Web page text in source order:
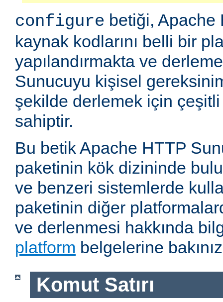
configure betiği, Apache
kaynak kodlarını belli bir
yapılandırmakta ve
Sunucuyu kişisel
şekilde derlemek için
sahiptir.
Bu betik Apache HTTP
paketinin kök dizininde
ve benzeri sistemlerde
paketinin diğer
ve derlenmesi hakkında
platform belgelerine
Komut Satırı